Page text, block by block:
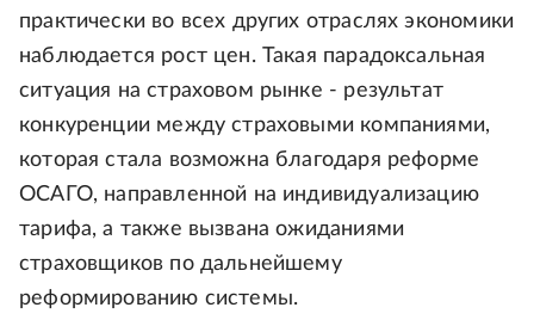
практически во всех других отраслях экономики
наблюдается рост цен. Такая парадоксальная
ситуация на страховом рынке - результат
конкуренции между страховыми компаниями,
которая стала возможна благодаря реформе
ОСАГО, направленной на индивидуализацию
тарифа, а также вызвана ожиданиями
страховщиков по дальнейшему
реформированию системы.